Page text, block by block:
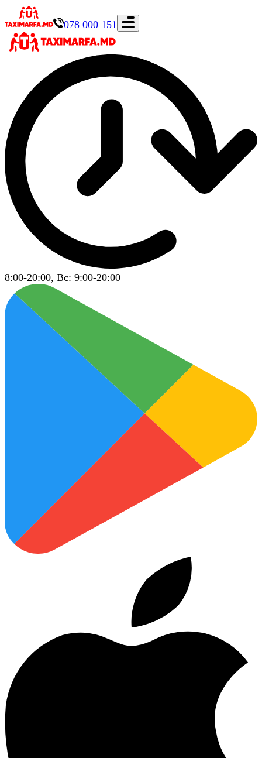
078 000 151
8:00-20:00, Вс: 9:00-20:00